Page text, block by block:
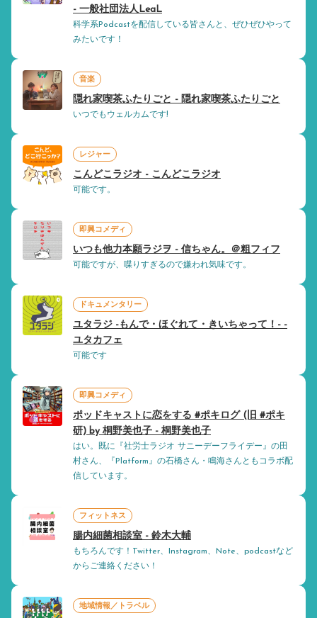
- 一般社団法人LeaL
科学系Podcastを配信している皆さんと、ぜひぜひやって
みたいです！
音楽
隠れ家喫茶ふたりごと - 隠れ家喫茶ふたりごと
いつでもウェルカムです!
レジャー
こんどこラジオ - こんどこラジオ
可能です。
即興コメディ
いつも他力本願ラジヲ - 信ちゃん。＠粗フィフ
可能ですが、喋りすぎるので嫌われ気味です。
ドキュメンタリー
ユタラジ -もんで・ほぐれて・きいちゃって！- -
ユタカフェ
可能です
即興コメディ
ポッドキャストに恋をする #ポキログ (旧 #ポキ
研) by 桐野美也子 - 桐野美也子
はい。既に『社労士ラジオ サニーデーフライデー』の田
村さん、『Platform』の石橋さん・鳴海さんともコラボ配
信しています。
フィットネス
腸内細菌相談室 - 鈴木大輔
もちろんです！Twitter、Instagram、Note、podcastなど
からご連絡ください！
地域情報／トラベル